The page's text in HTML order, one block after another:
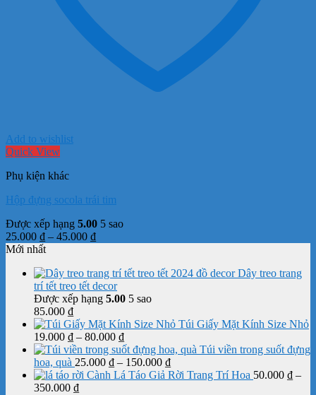
Add to wishlist
Quick View
Phụ kiện khác
Hộp đựng socola trái tim
Được xếp hạng 5.00 5 sao
25.000 ₫ – 45.000 ₫Khoảng
25.000 ₫
đến
45.000 ₫
Mới nhất
Dây treo trang
trí tết treo tết decor
Được xếp hạng 5.00 5 sao
85.000 ₫
Túi Giấy Mặt Kính Size Nhỏ
19.000 ₫ – 80.000 ₫Khoảng
giá:
từ
19.000 ₫
Túi viền trong suốt đựng
hoa, quà 25.000 ₫ – 150.000 ₫Khoảng
giá:
Cành Lá Táo Giả Rời Trang Trí Hoa 50.000 ₫ –
350.000 ₫Khoảng